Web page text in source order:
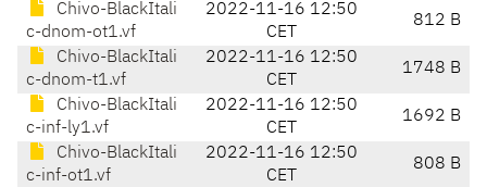
Chivo-BlackItali
c-dnom-ot1.vf
2022-11-16 12:50
CET
812 B
Chivo-BlackItali
c-dnom-t1.vf
2022-11-16 12:50
CET
1748 B
Chivo-BlackItali
c-inf-ly1.vf
2022-11-16 12:50
CET
1692 B
Chivo-BlackItali
c-inf-ot1.vf
2022-11-16 12:50
CET
808 B